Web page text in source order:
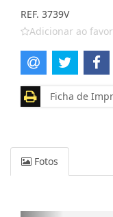
REF. 3739V
Adicionar ao
Ficha de
Fotos